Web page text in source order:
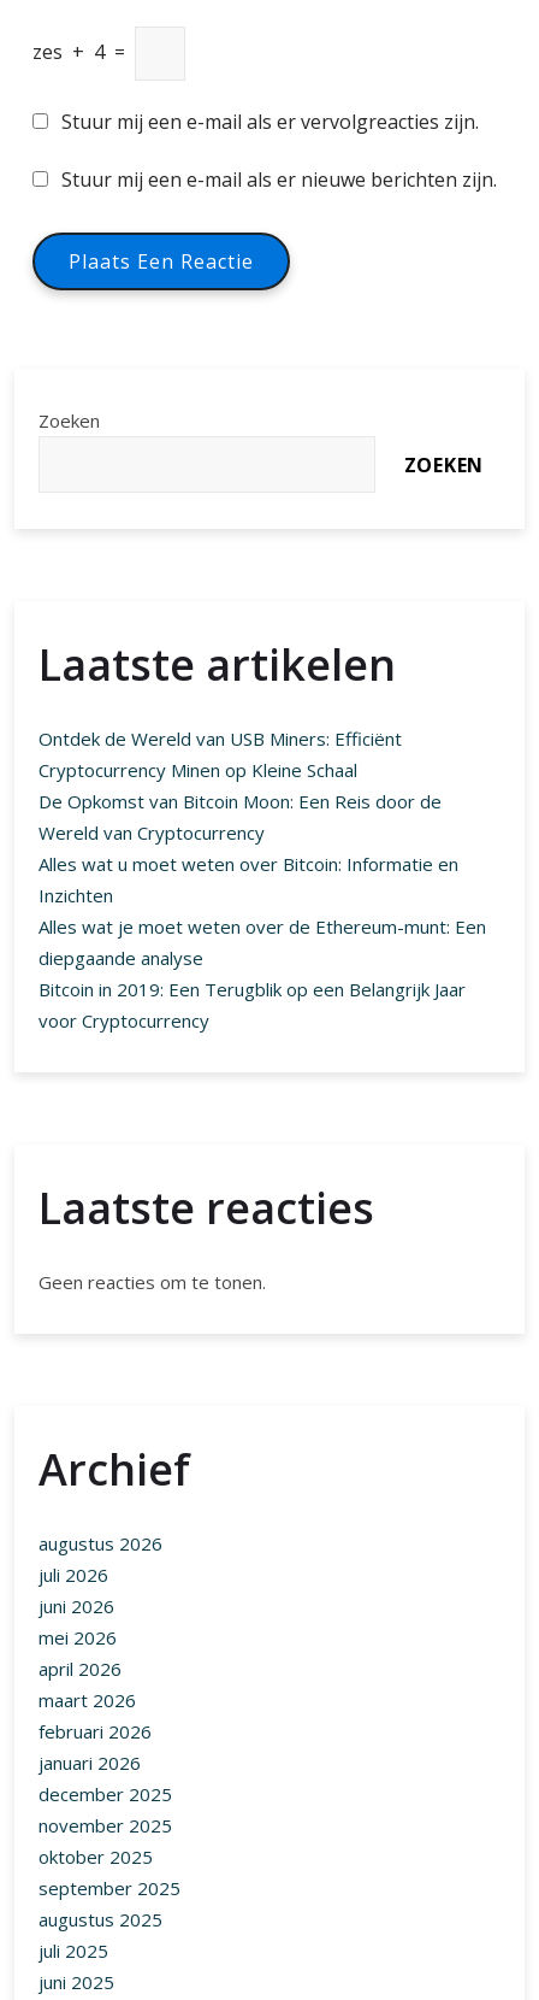
zes + 4 =
Stuur mij een e-mail als er vervolgreacties zijn.
Stuur mij een e-mail als er nieuwe berichten zijn.
Zoeken
ZOEKEN
Laatste artikelen
Ontdek de Wereld van USB Miners: Efficiënt
Cryptocurrency Minen op Kleine Schaal
De Opkomst van Bitcoin Moon: Een Reis door de
Wereld van Cryptocurrency
Alles wat u moet weten over Bitcoin: Informatie en
Inzichten
Alles wat je moet weten over de Ethereum-munt: Een
diepgaande analyse
Bitcoin in 2019: Een Terugblik op een Belangrijk Jaar
voor Cryptocurrency
Laatste reacties
Geen reacties om te tonen.
Archief
augustus 2026
juli 2026
juni 2026
mei 2026
april 2026
maart 2026
februari 2026
januari 2026
december 2025
november 2025
oktober 2025
september 2025
augustus 2025
juli 2025
juni 2025